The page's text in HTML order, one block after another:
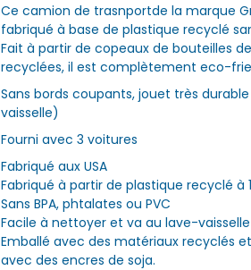
Ce camion de trasnportde la marque
fabriqué à base de plastique recyclé
Fait à partir de copeaux de bouteilles
recyclées, il est complètement eco-
Sans bords coupants, jouet très
vaisselle)
Fourni avec 3 voitures
Fabriqué aux USA
Fabriqué à partir de plastique recyclé à
Sans BPA, phtalates ou PVC
Facile à nettoyer et va au lave-vaisselle
Emballé avec des matériaux recyclés
avec des encres de soja.